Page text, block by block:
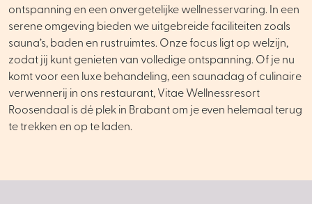
ontspanning en een onvergetelijke wellnesservaring. In een
serene omgeving bieden we uitgebreide faciliteiten zoals
sauna’s, baden en rustruimtes. Onze focus ligt op welzijn,
zodat jij kunt genieten van volledige ontspanning. Of je nu
komt voor een luxe behandeling, een saunadag of culinaire
verwennerij in ons restaurant, Vitae Wellnessresort
Roosendaal is dé plek in Brabant om je even helemaal terug
te trekken en op te laden.